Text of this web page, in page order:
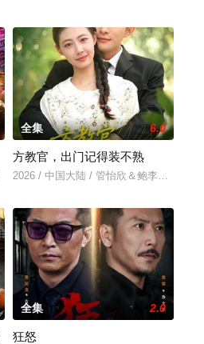
全集 6.0
方教官，出门记得装不熟
2026 / 中国大陆 / 管怡欣＆鲍李宁＆江路祺
全集 2.0
狂怒